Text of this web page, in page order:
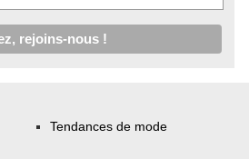
Tendances de mode